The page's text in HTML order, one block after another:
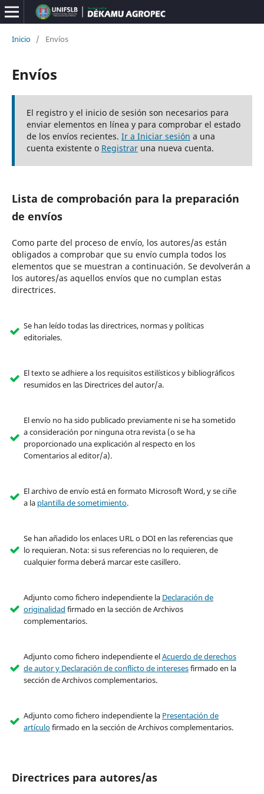
Inicio / Envíos
Envíos
El registro y el inicio de sesión son necesarios para
enviar elementos en línea y para comprobar el estado
de los envíos recientes. Ir a Iniciar sesión a una
cuenta existente o Registraruna nueva cuenta.
Lista de comprobación para la preparación
de envíos
Como parte del proceso de envío, los autores/as están
obligados a comprobar que su envío cumpla todos los
elementos que se muestran a continuación. Se devolverán a
los autores/as aquellos envíos que no cumplan estas
directrices.
Se han leído todas las directrices, normas y políticas
editoriales.
El texto se adhiere a los requisitos estilísticos y bibliográficos
resumidos en las Directrices del autor/a.
El envío no ha sido publicado previamente ni se ha sometido
a consideración por ninguna otra revista (o se ha
proporcionado una explicación al respecto en los
Comentarios al editor/a).
El archivo de envío está en formato Microsoft Word, y se ciñe
a la plantilla de sometimiento.
Se han añadido los enlaces URL o DOI en las referencias que
lo requieran. Nota: si sus referencias no lo requieren, de
cualquier forma deberá marcar este casillero.
Adjunto como fichero independiente la Declaración de
originalidad firmado en la sección de Archivos
complementarios.
Adjunto como fichero independiente elAcuerdo de derechos
de autor y Declaración de conflicto de interesesfirmado en la
sección de Archivos complementarios.
Adjunto como fichero independiente la Presentación de
artículofirmado en la sección de Archivos complementarios.
Directrices para autores/as